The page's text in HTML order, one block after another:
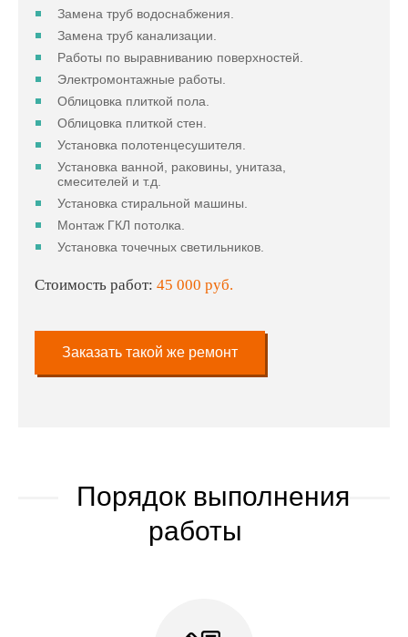
Замена труб водоснабжения.
Замена труб канализации.
Работы по выравниванию поверхностей.
Электромонтажные работы.
Облицовка плиткой пола.
Облицовка плиткой стен.
Установка полотенцесушителя.
Установка ванной, раковины, унитаза,
смесителей и т.д.
Установка стиральной машины.
Монтаж ГКЛ потолка.
Установка точечных светильников.
Стоимость работ: 45 000 руб.
Заказать такой же ремонт
Порядок выполнения
работы